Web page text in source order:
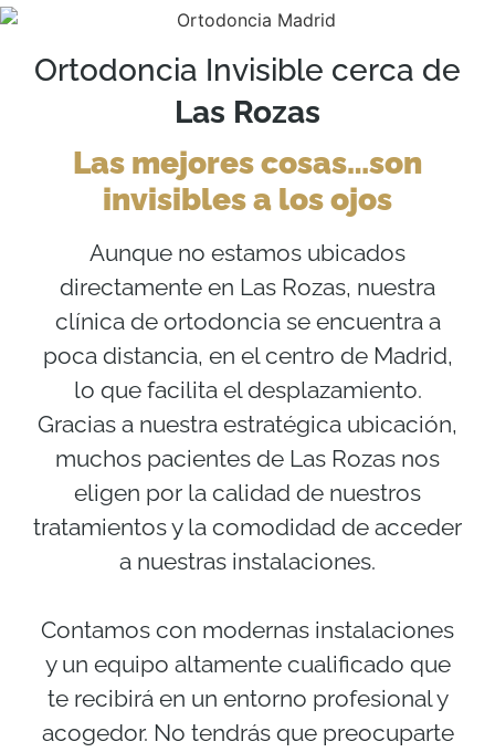
Ortodoncia Invisible cerca de
Las Rozas
Las mejores cosas…son
invisibles a los ojos
Aunque no estamos ubicados
directamente en Las Rozas, nuestra
clínica de ortodoncia se encuentra a
poca distancia, en el centro de Madrid,
lo que facilita el desplazamiento.
Gracias a nuestra estratégica ubicación,
muchos pacientes de Las Rozas nos
eligen por la calidad de nuestros
tratamientos y la comodidad de acceder
a nuestras instalaciones.
Contamos con modernas instalaciones
y un equipo altamente cualificado que
te recibirá en un entorno profesional y
acogedor. No tendrás que preocuparte